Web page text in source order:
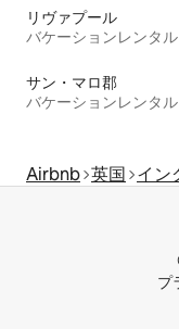
リヴァプール
バケーションレンタル
サン・マロ郡
バケーションレンタル
Airbnb 英国 イン
プ